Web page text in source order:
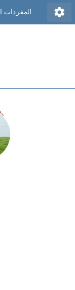
المفردات settings